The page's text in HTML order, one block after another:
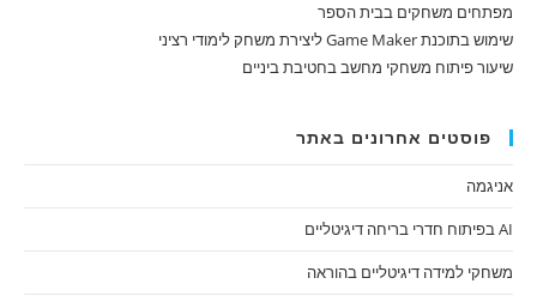
מפתחים משחקים בבית הספר
שימוש בתוכנת Game Maker ליצירת משחק לימודי רציני
שיעור פיתוח משחקי מחשב בחטיבת ביניים
פוסטים אחרונים באתר
אניגמה
AI בפיתוח חדרי בריחה דיגיטליים
משחקי למידה דיגיטליים בהוראה